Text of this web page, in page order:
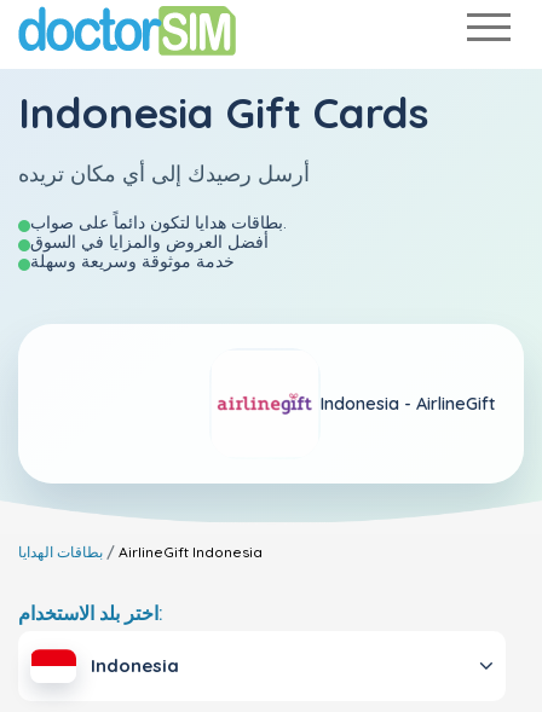
Indonesia Gift Cards
أرسل رصيدك إلى أي مكان تريده
أفضل العروض والمزايا في السوق
خدمة موثوقة وسريعة وسهلة
Indonesia - AirlineGift
بطاقات الهدايا AirlineGift Indonesia
اختر بلد الاستخدام:
Indonesia